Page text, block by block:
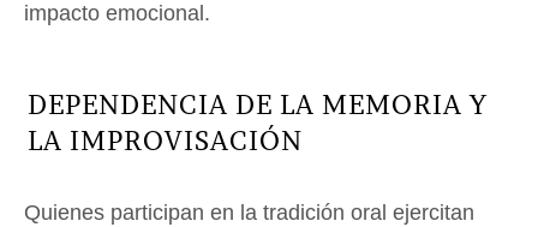
impacto emocional.
DEPENDENCIA DE LA MEMORIA Y
LA IMPROVISACIÓN
Quienes participan en la tradición oral ejercitan